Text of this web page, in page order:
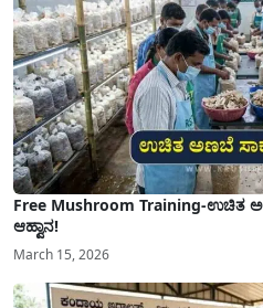
Free Mushroom Training-ಉಚಿತ
ಆಹ್ವಾನ!
March 15, 2026